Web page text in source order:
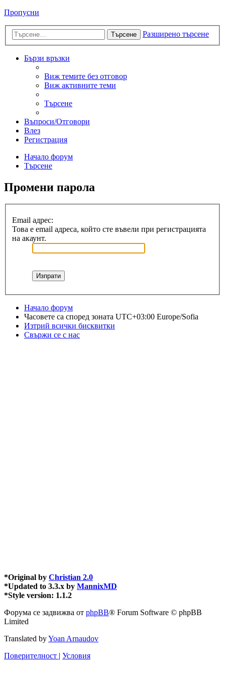
Пропусни
Търсене Разширено търсене
Бързи връзки
Виж темите без отговор
Виж активните теми
Търсене
Въпроси/Отговори
Влез
Регистрация
Начало форум
Търсене
Промени парола
Email адрес:
Това е email адреса, който сте въвели при регистрацията
на акаунт.
Начало форум
Часовете са според зоната UTC+03:00 Europe/Sofia
Изтрий всички бисквитки
Свържи се с нас
*Original by Christian 2.0
*Updated to 3.3.x by MannixMD
*Style version: 1.1.2
Форума се задвижва от phpBB® Forum Software © phpBB
Limited
Translated byYoan Arnaudov
Поверителност | Условия